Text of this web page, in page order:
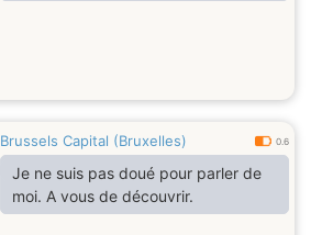
Brussels Capital (Bruxelles) 0.6
Je ne suis pas doué pour parler de
moi. A vous de découvrir.